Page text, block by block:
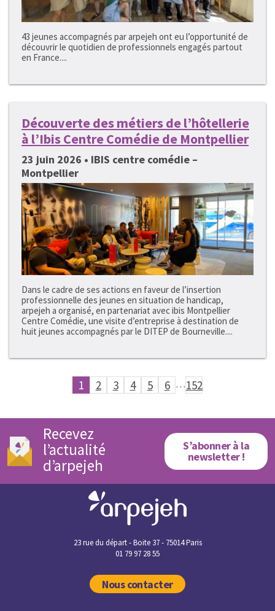
43 jeunes accompagnés par arpejeh ont eu l’opportunité de
découvrir le quotidien de professionnels engagés partout
en France....
Découverte des métiers de l’hôtellerie
à l’Ibis Centre Comédie de Montpellier
23 juin 2026 • IBIS centre comédie –
Montpellier
Dans le cadre de ses actions en faveur de l’insertion
professionnelle des jeunes en situation de handicap,
arpejeh a organisé, en partenariat avec ibis Montpellier
Centre Comédie, une visite d’entreprise à destination de
huit jeunes accompagnés par le DITEP de Bourneville....
1 2 3 4 5 6 …152
Recevez
l’actualité
d’arpejeh
S’abonner à la
newsletter !
23 rue du départ - Boite 37 - 75014 Paris
01 79 97 28 55
Nous contacter